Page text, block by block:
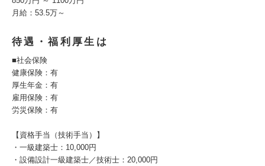
月給：53.5万～
待遇・福利厚生は
■社会保険
健康保険：有
厚生年金：有
雇用保険：有
労災保険：有
【資格手当（技術手当）】
・一級建築士：10,000円
・設備設計一級建築士／技術士：20,000円